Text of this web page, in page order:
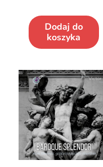
Dodaj do
koszyka